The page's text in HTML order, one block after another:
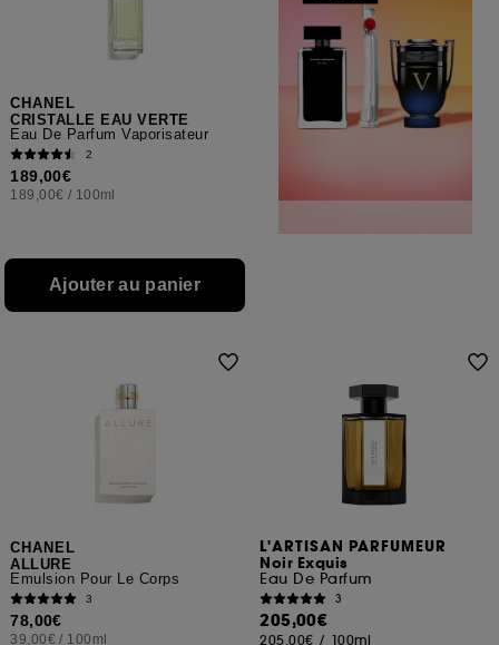
CHANEL
CRISTALLE EAU VERTE
Eau De Parfum Vaporisateur
2
189,00€
189,00€ / 100ml
Ajouter au panier
CHANEL
ALLURE
Émulsion Pour Le Corps
3
78,00€
39,00€ / 100ml
L'ARTISAN PARFUMEUR
Noir Exquis
Eau De Parfum
3
205,00€
205,00€ / 100ml